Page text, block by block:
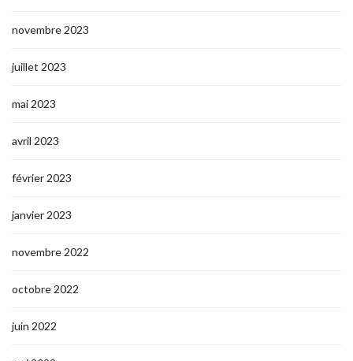
novembre 2023
juillet 2023
mai 2023
avril 2023
février 2023
janvier 2023
novembre 2022
octobre 2022
juin 2022